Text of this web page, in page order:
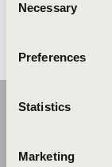
Selection
Necessary
Preferences
Statistics
Marketing